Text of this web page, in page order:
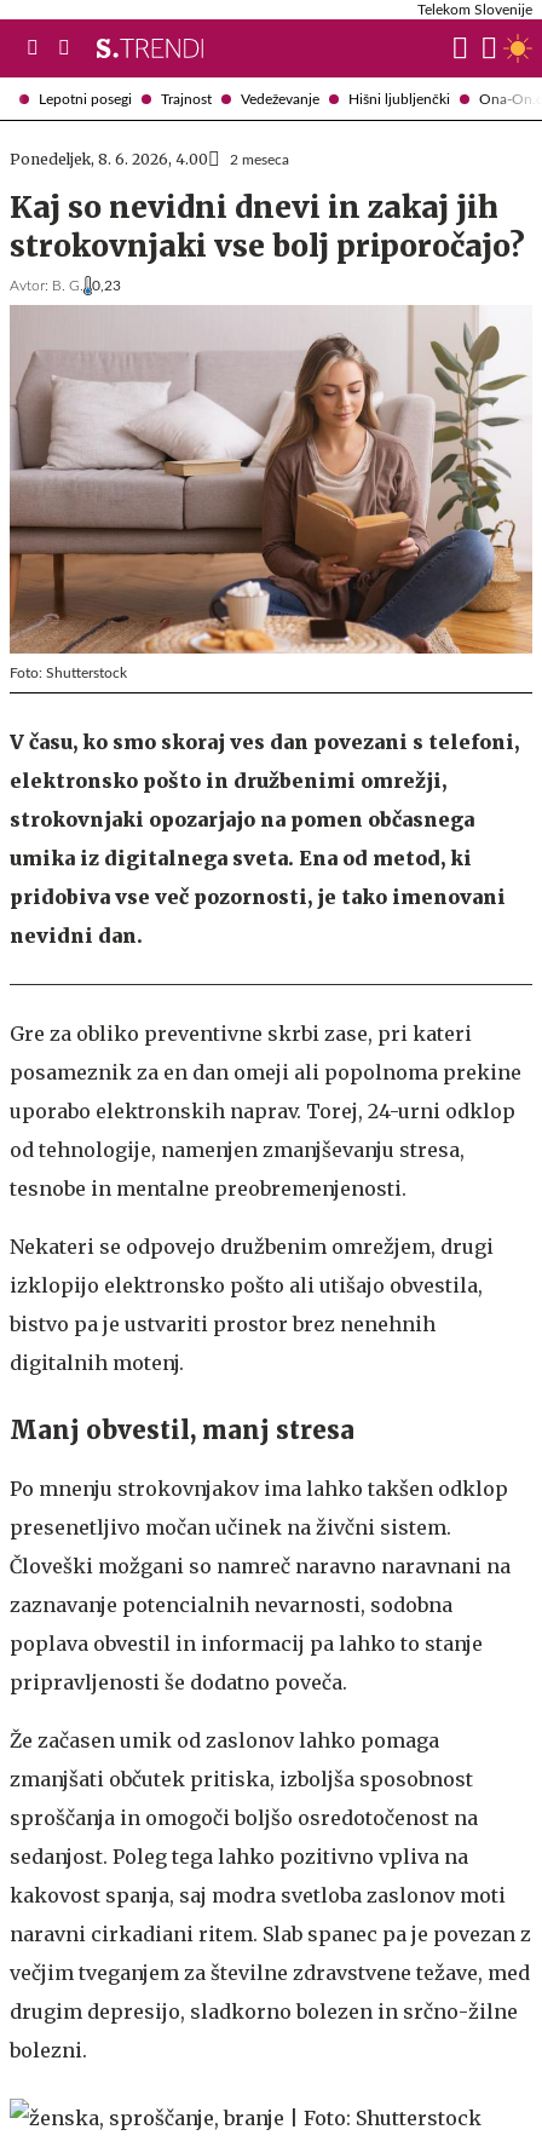
Lepotni posegi Trajnost Vedeževanje Hišni ljubljenčki Ona-
Telekom Slovenije
Ponedeljek, 8. 6. 2026, 4.00 2 meseca
Kaj so nevidni dnevi in zakaj jih
strokovnjaki vse bolj priporočajo?
Avtor: B. G. 0,23
Foto: Shutterstock
V času, ko smo skoraj ves dan povezani s telefoni,
elektronsko pošto in družbenimi omrežji,
strokovnjaki opozarjajo na pomen občasnega
umika iz digitalnega sveta. Ena od metod, ki
pridobiva vse več pozornosti, je tako imenovani
nevidni dan.
Gre za obliko preventivne skrbi zase, pri kateri
posameznik za en dan omeji ali popolnoma prekine
uporabo elektronskih naprav. Torej, 24-urni odklop
od tehnologije, namenjen zmanjševanju stresa,
tesnobe in mentalne preobremenjenosti.
Nekateri se odpovejo družbenim omrežjem, drugi
izklopijo elektronsko pošto ali utišajo obvestila,
bistvo pa je ustvariti prostor brez nenehnih
digitalnih motenj.
Manj obvestil, manj stresa
Po mnenju strokovnjakov ima lahko takšen odklop
presenetljivo močan učinek na živčni sistem.
Človeški možgani so namreč naravno naravnani na
zaznavanje potencialnih nevarnosti, sodobna
poplava obvestil in informacij pa lahko to stanje
pripravljenosti še dodatno poveča.
Že začasen umik od zaslonov lahko pomaga
zmanjšati občutek pritiska, izboljša sposobnost
sproščanja in omogoči boljšo osredotočenost na
sedanjost. Poleg tega lahko pozitivno vpliva na
kakovost spanja, saj modra svetloba zaslonov moti
naravni cirkadiani ritem. Slab spanec pa je povezan z
večjim tveganjem za številne zdravstvene težave, med
drugim depresijo, sladkorno bolezen in srčno-žilne
bolezni.